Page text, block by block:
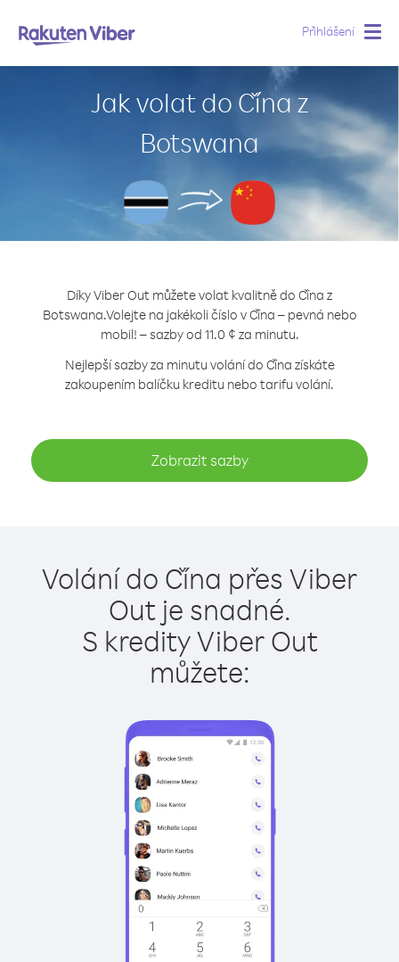
Přihlášení
Jak volat do Čína z
Botswana
Díky Viber Out můžete volat kvalitně do Čína z
Botswana.Volejte na jakékoli číslo v Čína – pevná nebo
mobil! – sazby od 11.0 ¢ za minutu.
Nejlepší sazby za minutu volání do Čína získáte
zakoupením balíčku kreditu nebo tarifu volání.
Zobrazit sazby
Volání do Čína přes Viber
Out je snadné.
S kredity Viber Out
můžete: